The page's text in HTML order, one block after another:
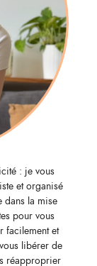
: je vous
et organisé
dans la mise
pour vous
facilement et
libérer de
réapproprier